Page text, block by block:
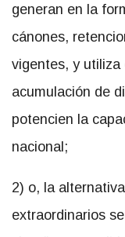
generan en la
cánones,
vigentes, y utiliza
acumulación de
potencien la
nacional;
2) o, la
extraordinarios